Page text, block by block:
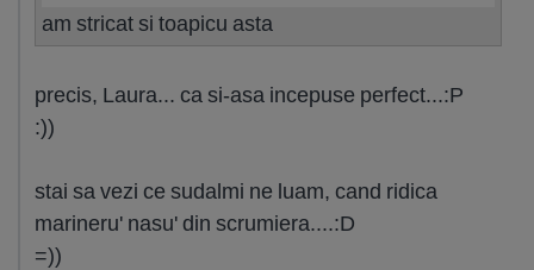
am stricat si toapicu asta
precis, Laura... ca si-asa incepuse perfect...:P
:))
stai sa vezi ce sudalmi ne luam, cand ridica
marineru' nasu' din scrumiera....:D
=))